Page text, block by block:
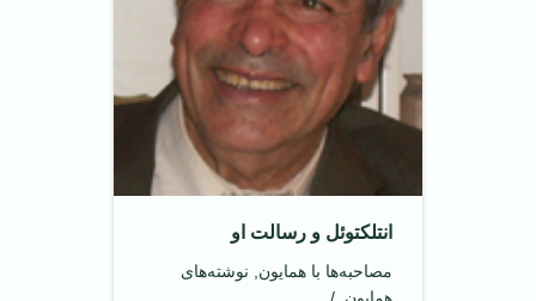
انتلکتوئل و رسالت او
مصاحبه‌ها با همایون
نوشته‌های